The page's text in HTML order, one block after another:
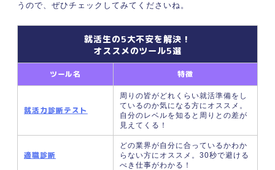
法
頻繁に仕事をしたくないと感じる場合
常に仕事をしたくないと感じる場合
仕事をしたくないときにやってはいけない3つの
こと
①無理に仕事を続ける
②無断で欠勤する
③深く考えずに退職を決める
仕事をしたくないときもあるのは当たり前！ 休息
をとりながら原因と向き合おう
うので、ぜひチェックしてみてくださいね。
就活生の5大不安を解決！
オススメのツール5選
ツール名 特徴
就活力診断テスト
周りの皆がどれくらい就活準備をし
ているのか気になる方にオススメ。
自分のレベルを知ると周りとの差が
見えてくる！
適職診断
どの業界が自分に合っているかわか
らない方にオススメ。30秒で避ける
べき仕事がわかる！